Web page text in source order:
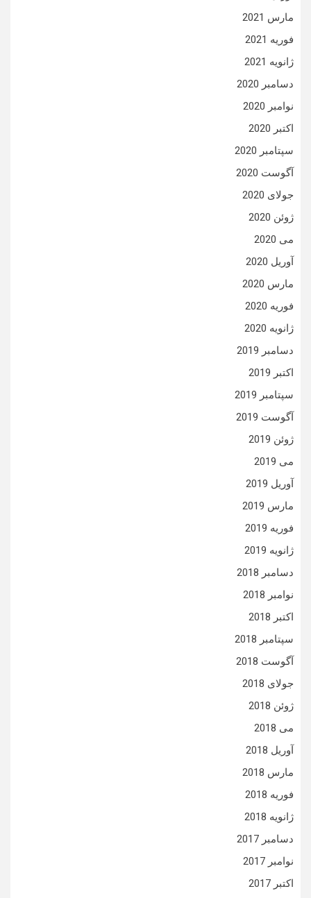
مارس 2021
فوریه 2021
ژانویه 2021
دسامبر 2020
نوامبر 2020
اکتبر 2020
سپتامبر 2020
آگوست 2020
جولای 2020
ژوئن 2020
می 2020
آوریل 2020
مارس 2020
فوریه 2020
ژانویه 2020
دسامبر 2019
اکتبر 2019
سپتامبر 2019
آگوست 2019
ژوئن 2019
می 2019
آوریل 2019
مارس 2019
فوریه 2019
ژانویه 2019
دسامبر 2018
نوامبر 2018
اکتبر 2018
سپتامبر 2018
آگوست 2018
جولای 2018
ژوئن 2018
می 2018
آوریل 2018
مارس 2018
فوریه 2018
ژانویه 2018
دسامبر 2017
نوامبر 2017
اکتبر 2017